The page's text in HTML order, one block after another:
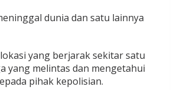
dunia dan satu lainnya
yang berjarak sekitar satu
yang melintas dan mengetahui
pihak kepolisian.